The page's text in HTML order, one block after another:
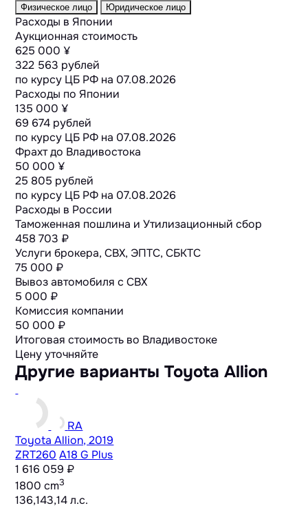
Физическое лицо Юридическое лицо
Расходы в Японии
Аукционная стоимость
625 000 ¥
322 563 рублей
по курсу ЦБ РФ на 07.08.2026
Расходы по Японии
135 000 ¥
69 674 рублей
по курсу ЦБ РФ на 07.08.2026
Фрахт до Владивостока
50 000 ¥
25 805 рублей
по курсу ЦБ РФ на 07.08.2026
Расходы в России
Таможенная пошлина и Утилизационный сбор
458 703 ₽
Услуги брокера, СВХ, ЭПТС, СБКТС
75 000 ₽
Вывоз автомобиля с СВХ
5 000 ₽
Комиссия компании
50 000 ₽
Итоговая стоимость во Владивостоке
Цену уточняйте
Другие варианты Toyota Allion
RA
Toyota Allion, 2019
ZRT260 A18 G Plus
1 616 059 ₽
1800 cm3
136,143,14 л.с.